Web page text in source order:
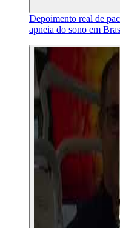
Depoimento real de
apneia do sono em